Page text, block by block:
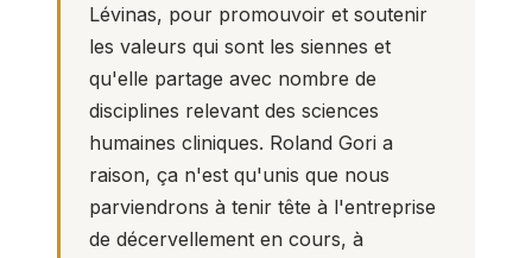
Lévinas, pour promouvoir et soutenir
les valeurs qui sont les siennes et
qu'elle partage avec nombre de
disciplines relevant des sciences
humaines cliniques. Roland Gori a
raison, ça n'est qu'unis que nous
parviendrons à tenir tête à l'entreprise
de décervellement en cours, à